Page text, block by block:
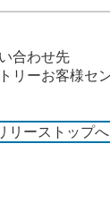
合わせ先
リーお客様セ
リーストップへ